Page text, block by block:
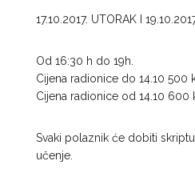
17.10.2017. UTORAK I
Od 16:30 h do 19h.
Cijena radionice do 14.10 500
Cijena radionice od 14.10 600
Svaki polaznik će dobiti
učenje.